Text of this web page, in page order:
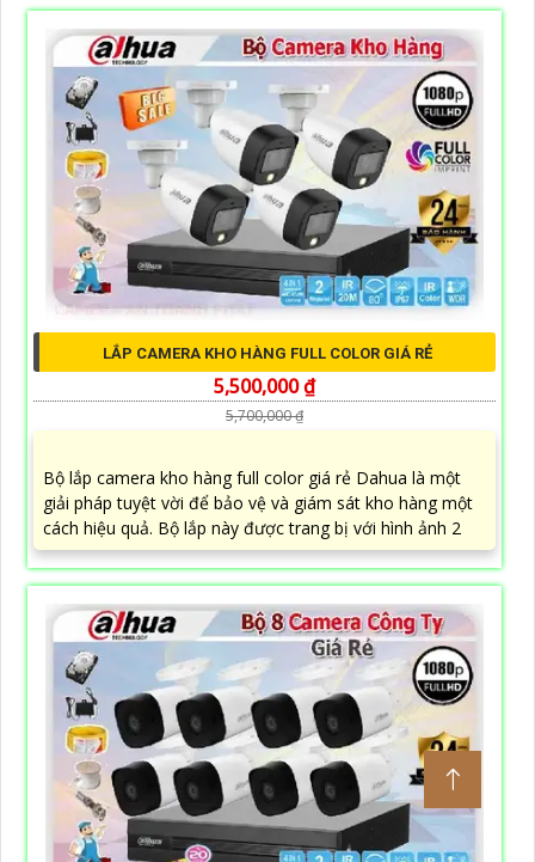
LẮP CAMERA KHO HÀNG FULL COLOR GIÁ RẺ
5,500,000 ₫
5,700,000 ₫
Bộ lắp camera kho hàng full color giá rẻ Dahua là một
giải pháp tuyệt vời để bảo vệ và giám sát kho hàng một
cách hiệu quả. Bộ lắp này được trang bị với hình ảnh 2